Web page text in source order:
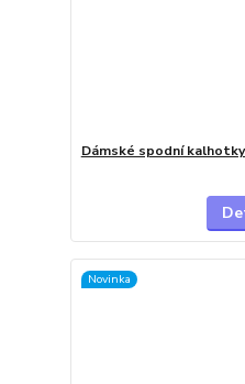
Dámské spodní kalhotky
Novinka